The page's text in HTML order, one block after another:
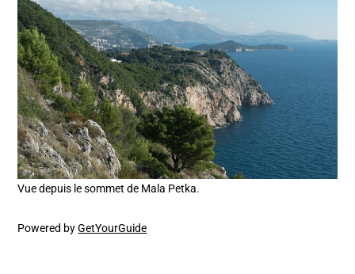
Vue depuis le sommet de Mala Petka.
Powered byGetYourGuide